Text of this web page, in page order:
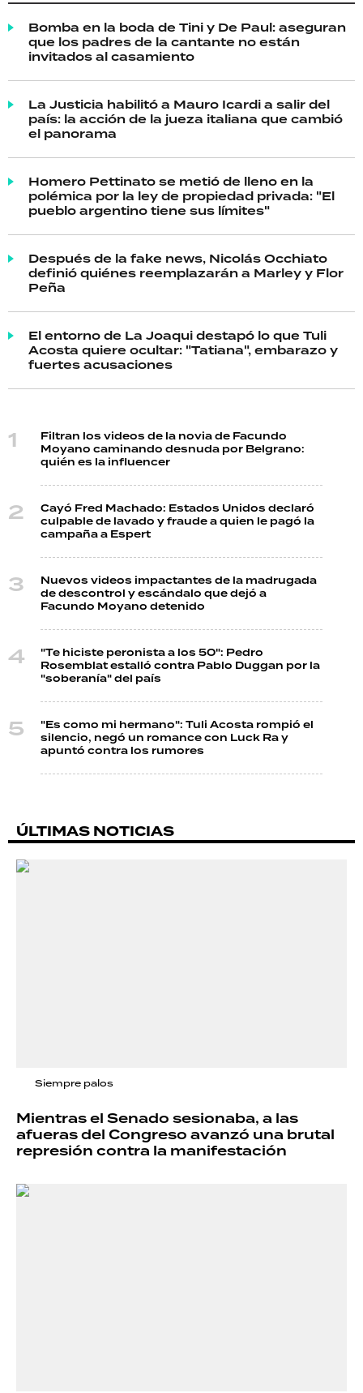
Bomba en la boda de Tini y De Paul: aseguran
que los padres de la cantante no están
invitados al casamiento
La Justicia habilitó a Mauro Icardi a salir del
país: la acción de la jueza italiana que cambió
el panorama
Homero Pettinato se metió de lleno en la
polémica por la ley de propiedad privada: "El
pueblo argentino tiene sus límites"
Después de la fake news, Nicolás Occhiato
definió quiénes reemplazarán a Marley y Flor
Peña
El entorno de La Joaqui destapó lo que Tuli
Acosta quiere ocultar: "Tatiana", embarazo y
fuertes acusaciones
Filtran los videos de la novia de Facundo
Moyano caminando desnuda por Belgrano:
quién es la influencer
Cayó Fred Machado: Estados Unidos declaró
culpable de lavado y fraude a quien le pagó la
campaña a Espert
Nuevos videos impactantes de la madrugada
de descontrol y escándalo que dejó a
Facundo Moyano detenido
"Te hiciste peronista a los 50": Pedro
Rosemblat estalló contra Pablo Duggan por la
"soberanía" del país
"Es como mi hermano": Tuli Acosta rompió el
silencio, negó un romance con Luck Ra y
apuntó contra los rumores
ÚLTIMAS NOTICIAS
Siempre palos
Mientras el Senado sesionaba, a las
afueras del Congreso avanzó una brutal
represión contra la manifestación